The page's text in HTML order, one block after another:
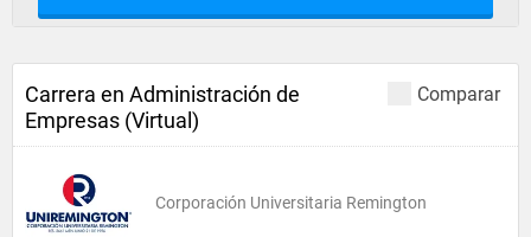
Comparar
Carrera en Administración de
Empresas (Virtual)
Corporación Universitaria Remington